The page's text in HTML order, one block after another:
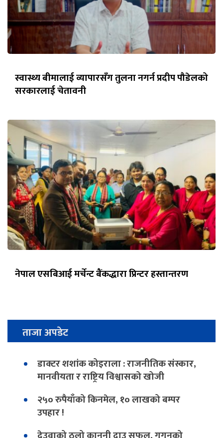
स्वास्थ्य बीमालाई व्यापारसँग तुलना नगर्न प्रदीप पौडेलको
सरकारलाई चेतावनी
नेपाल एसबिआई मर्चेन्ट बैंकद्धारा प्रिन्टर हस्तान्तरण
ताजा अपडेट
डाक्टर शशांक कोइराला : राजनीतिक संस्कार,
मानवीयता र राष्ट्रिय विश्वासको खोजी
२५० रुपैयाँको किनमेल, १० लाखको बम्पर
उपहार !